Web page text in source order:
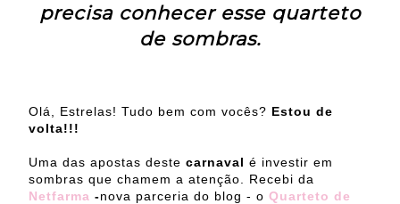
precisa conhecer esse quarteto
de sombras.
Olá, Estrelas! Tudo bem com vocês? Estou de
volta!!!
Uma das apostas deste carnaval é investir em
sombras que chamem a atenção. Recebi da
Netfarma -nova parceria do blog - o Quarteto de